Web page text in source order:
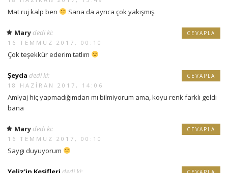
Mat ruj kalp ben Sana da ayrıca çok yakışmış.
Mary dedi ki:
16 TEMMUZ 2017, 00:10
Çok teşekkür ederim tatlım
CEVAPLA
Şeyda dedi ki:
18 HAZIRAN 2017, 14:06
Amlyaj hiç yapmadığımdan mı bilmiyorum ama, koyu renk farklı geldı
bana
CEVAPLA
Mary dedi ki:
16 TEMMUZ 2017, 00:10
Saygı duyuyorum
CEVAPLA